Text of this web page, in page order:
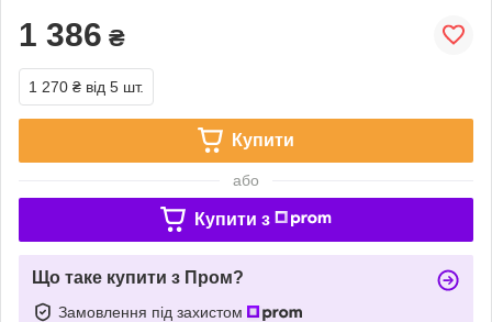
1 386 ₴
1 270 ₴ від 5 шт.
Купити
або
Купити з
Що таке купити з Пром?
Замовлення під захистом